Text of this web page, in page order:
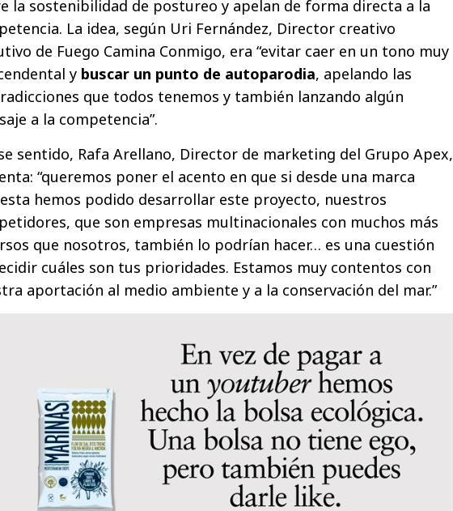
la sostenibilidad de postureo y apelan de forma directa a la
La idea, según Uri Fernández, Director creativo
de Fuego Camina Conmigo, era “evitar caer en un tono muy
y buscar un punto de autoparodia, apelando las
que todos tenemos y también lanzando algún
a la competencia”.
sentido, Rafa Arellano, Director de marketing del Grupo Apex,
“queremos poner el acento en que si desde una marca
hemos podido desarrollar este proyecto, nuestros
que son empresas multinacionales con muchos más
que nosotros, también lo podrían hacer… es una cuestión
cuáles son tus prioridades. Estamos muy contentos con
aportación al medio ambiente y a la conservación del mar.”